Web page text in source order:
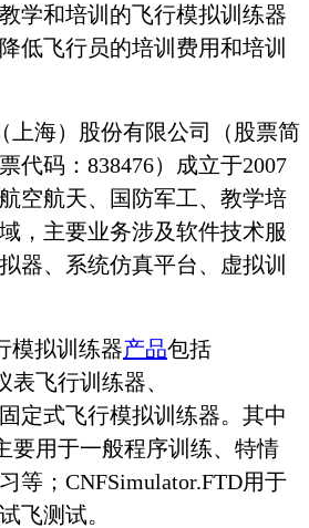
学和培训的飞行模拟训练器
降低飞行员的培训费用和培训
上海）股份有限公司（股票简
代码：838476）成立于2007
空航天、国防军工、教学培
，主要业务涉及软件技术服
器、系统仿真平台、虚拟训
模拟训练器产品包括
表飞行训练器、
定式飞行模拟训练器。其中
要用于一般程序训练、特情
等；CNFSimulator.FTD用于
飞测试。